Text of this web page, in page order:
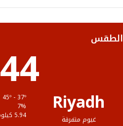
ك
ب
ر
الطقس
Riyadh
غيوم متفرقة
44
7%
5.94 كيلومتر/ساعة